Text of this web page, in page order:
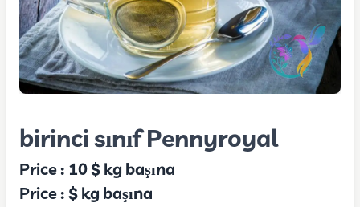
birinci sınıf Pennyroyal
Price : 10 $kg başına
Price :$kg başına